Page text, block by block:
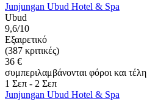
Junjungan Ubud Hotel & Spa
Ubud
9,6/10
Εξαιρετικό
(387 κριτικές)
36 €
συμπεριλαμβάνονται φόροι και τέλη
1 Σεπ - 2 Σεπ
Junjungan Ubud Hotel & Spa